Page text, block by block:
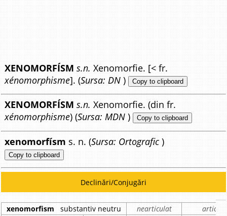
XENOMORFÍSM s.n. Xenomorfie. [< fr.
xénomorphisme]. (Sursa: DN ) Copy to clipboard
XENOMORFÍSM s.n. Xenomorfie. (din fr.
xénomorphisme) (Sursa: MDN ) Copy to clipboard
xenomorfísm s. n. (Sursa: Ortografic )
Copy to clipboard
Declinări/Conjugări
xenomorfism substantiv neutru nearticulat